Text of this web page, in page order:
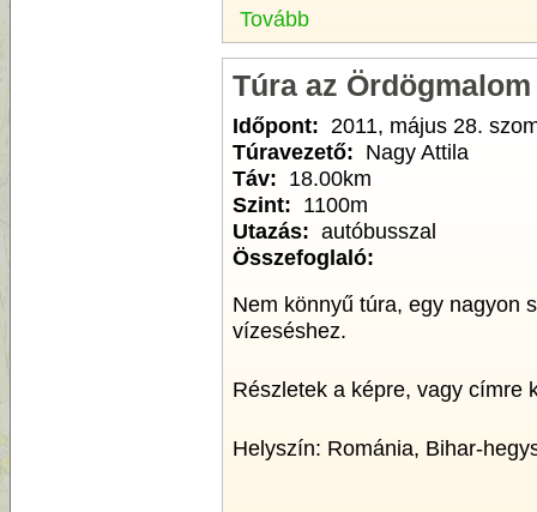
Tovább
Túra az
Időpont: 2011, május 28.
Túravezető: Nagy Attila
Táv: 18.00km
Szint: 1100m
Utazás: autóbusszal
Összefoglaló:
Nem könnyű túra, egy nagyon
vízeséshez.
Részletek a képre, vagy címre
Helyszín: Románia, Bihar-